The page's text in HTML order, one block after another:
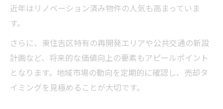
近年はリノベーション済み物件の人気も高まっていま
す。
さらに、東住吉区特有の再開発エリアや公共交通の新設
計画など、将来的な価値向上の要素もアピールポイント
となります。地域市場の動向を定期的に確認し、売却タ
イミングを見極めることが大切です。